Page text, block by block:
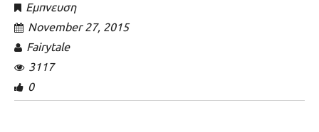
Εμπνευση
November 27, 2015
Fairytale
3117
0